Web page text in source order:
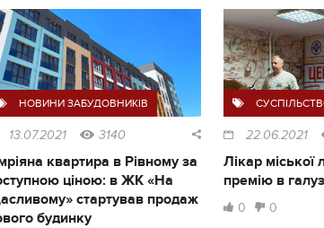
НОВИНИ ЗАБУДОВНИКІВ
13.07.2021 3140
квартира в Рівному за
ціною: в ЖК «На
стартував продаж
будинку
22.06.2021
Лікар міської
премію в
0 0